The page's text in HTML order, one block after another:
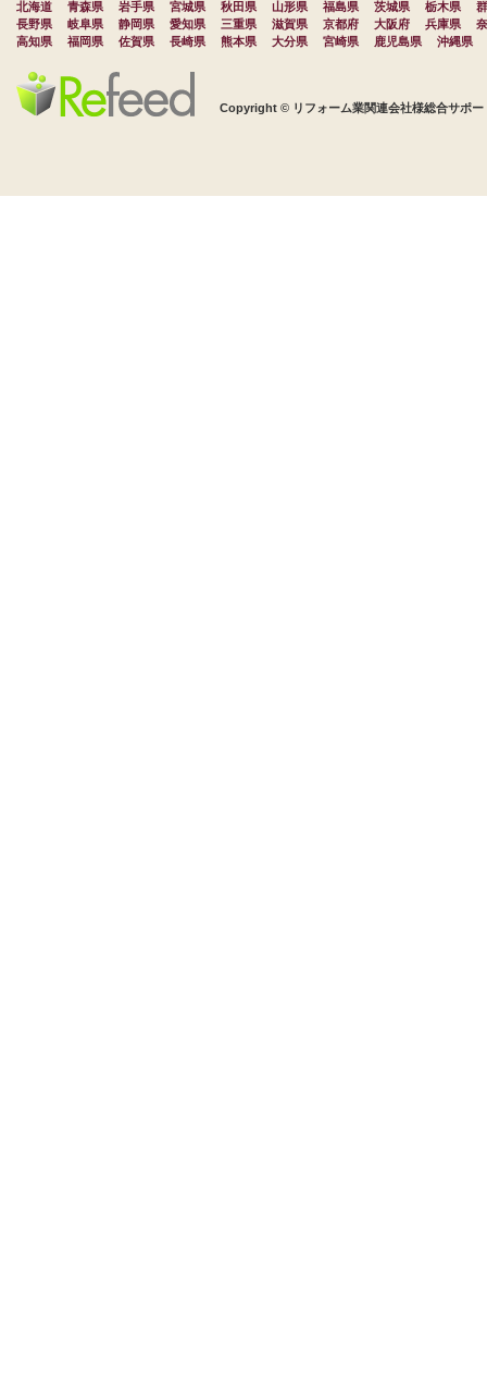
北海道 青森県 岩手県 宮城県 秋田県 山形県 福島県 茨城県 栃木県
長野県
岐阜県 静岡県 愛知県 三重県 滋賀県 京都府 大阪府 兵庫県
高知県
福岡県 佐賀県 長崎県 熊本県 大分県 宮崎県 鹿児島県 沖縄県
Copyright © リフォーム業関連会社様総合サポ